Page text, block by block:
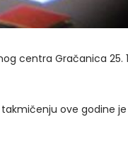
centra Gračanica 25.
ove godine